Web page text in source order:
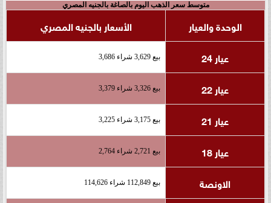
متوسط سعر الذهب اليوم بالصاغة بالجنيه المصري
الوحدة والعيار
الأسعار بالجنيه المصري
عيار 24
بيع 3,629 شراء 3,686
عيار 22 بيع 3,326 شراء 3,379
عيار 21 بيع 3,175 شراء 3,225
عيار 18 بيع 2,721 شراء 2,764
الاونصة بيع 112,849 شراء 114,626